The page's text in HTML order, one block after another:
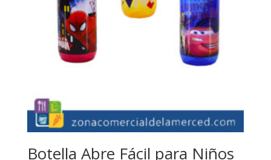
Botella Abre Fácil para Niños